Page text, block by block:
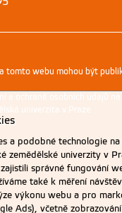
tomto webu mohou být
a ochraně osobních údajů na
univerzita v Praze
a podobné technologie
zemědělské univerzity v
správné fungování
také k měření
výkonu webu a pro
Ads), včetně